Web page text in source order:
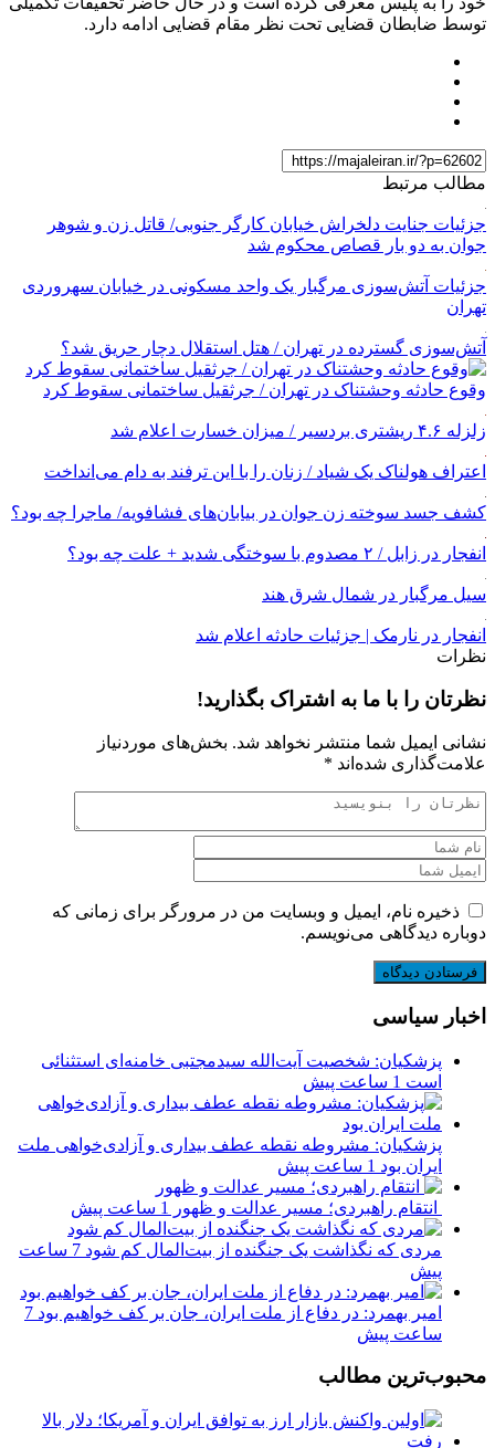
توسط ضابطان قضایی تحت نظر مقام قضایی ادامه دارد.
مطالب مرتبط
جزئیات جنایت دلخراش خیابان کارگر جنوبی/ قاتل زن و شوهر
جوان به دو بار قصاص محکوم شد
جزئیات آتش‌سوزی مرگبار یک واحد مسکونی در خیابان سهروردی
تهران
آتش‌سوزی گسترده در تهران / هتل استقلال دچار حریق شد؟
وقوع حادثه وحشتناک در تهران / جرثقیل ساختمانی سقوط کرد
زلزله ۴.۶ ریشتری بردسیر / میزان خسارت اعلام شد
اعتراف هولناک یک شیاد / زنان را با این ترفند به دام می‌انداخت
کشف جسد سوخته زن جوان در بیابان‌های فشافویه/ ماجرا چه بود؟
انفجار در زابل / ۲ مصدوم با سوختگی شدید + علت چه بود؟
سیل مرگبار در شمال شرق هند
انفجار در نارمک | جزئیات حادثه اعلام شد
نظرات
نظرتان را با ما به اشتراک بگذارید!
نشانی ایمیل شما منتشر نخواهد شد. بخش‌های موردنیاز
علامت‌گذاری شده‌اند *
ذخیره نام، ایمیل و وبسایت من در مرورگر برای زمانی که
دوباره دیدگاهی می‌نویسم.
اخبار سیاسی
پزشکیان: شخصیت آیت‌الله سیدمجتبی خامنه‌ای استثنائی
است 1 ساعت پیش
پزشکیان: مشروطه نقطه عطف بیداری و آزادی‌خواهی ملت
ایران بود 1 ساعت پیش
انتقام راهبردی؛ مسیر عدالت و ظهور 1 ساعت پیش
مردی که نگذاشت یک جنگنده از بیت‌المال کم شود
7 ساعت
پیش
امیر بهمرد: در دفاع از ملت ایران، جان بر کف خواهیم بود 7
ساعت پیش
محبوب‌ترین مطالب